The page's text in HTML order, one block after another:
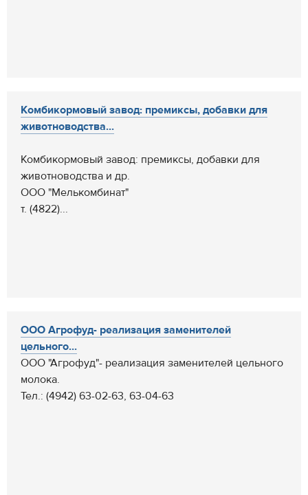
Комбикормовый завод: премиксы, добавки для
животноводства...
Комбикормовый завод: премиксы, добавки для
животноводства и др.
ООО "Мелькомбинат"
т. (4822)...
ООО Агрофуд- реализация заменителей
цельного...
ООО "Агрофуд"- реализация заменителей цельного
молока.
Тел.: (4942) 63-02-63, 63-04-63